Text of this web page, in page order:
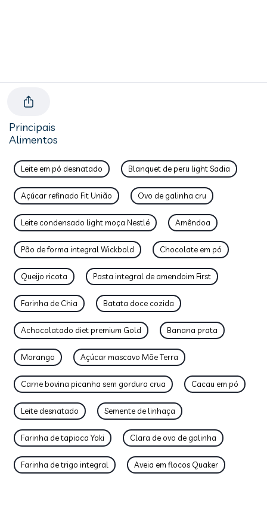
Principais
Alimentos
Leite em pó desnatado Blanquet de peru light Sadia
Açúcar refinado Fit União Ovo de galinha cru
Leite condensado light moça Nestlé Amêndoa
Pão de forma integral Wickbold Chocolate em pó
Queijo ricota Pasta integral de amendoim First
Farinha de Chia Batata doce cozida
Achocolatado diet premium Gold Banana prata
Morango Açúcar mascavo Mãe Terra
Carne bovina picanha sem gordura crua Cacau em pó
Leite desnatado Semente de linhaça
Farinha de tapioca Yoki Clara de ovo de galinha
Farinha de trigo integral Aveia em flocos Quaker